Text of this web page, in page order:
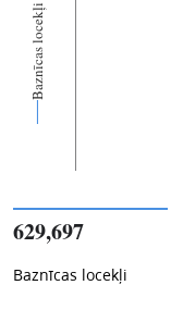
Baznīcas locekļi
629,697
Baznīcas locekļi